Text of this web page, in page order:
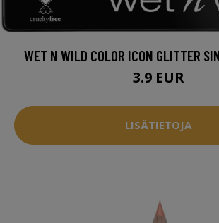
WET N WILD COLOR ICON GLITTER
3.9 EUR
LISÄTIETOJA